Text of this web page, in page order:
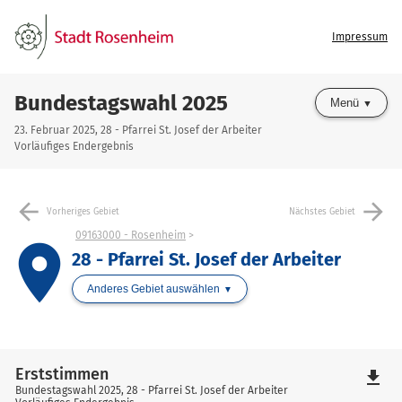
Impressum
Bundestagswahl 2025
23. Februar 2025, 28 - Pfarrei St. Josef der Arbeiter
Vorläufiges Endergebnis
Menü
arrow_back Vorheriges Gebiet Nächstes Gebiet arrow_forward
place
09163000 - Rosenheim
28 - Pfarrei St. Josef der Arbeiter
Anderes Gebiet auswählen
Erststimmen
Bundestagswahl 2025, 28 - Pfarrei St. Josef der Arbeiter
file_download